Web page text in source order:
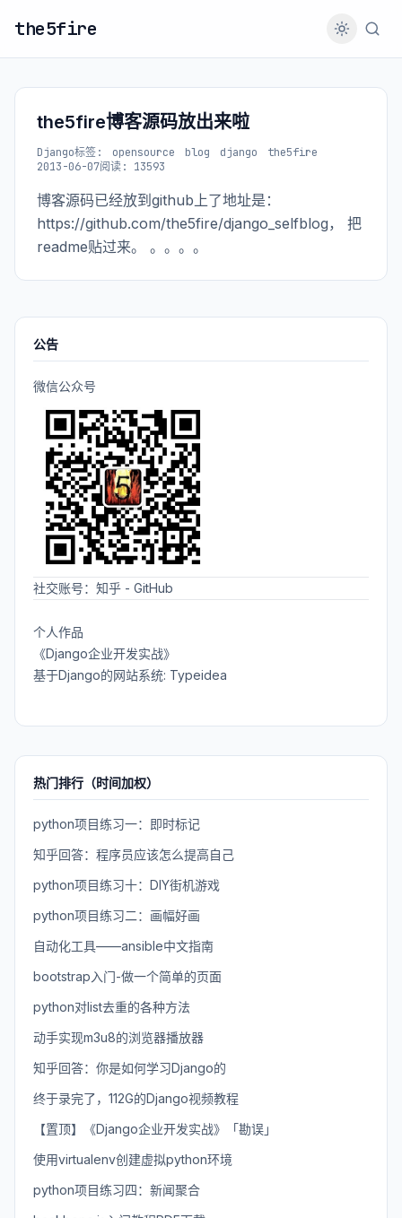
the5fire
the5fire博客源码放出来啦
Django标签: opensource blog django
the5fire
2013-06-07阅读: 13593
博客源码已经放到github上了地址是：
https://github.com/the5fire/django_selfblog， 把
readme贴过来。 。。。。
公告
微信公众号
社交账号： 知乎 - GitHub
个人作品
《Django企业开发实战》
基于Django的网站系统: Typeidea
热门排行（时间加权）
python项目练习一：即时标记
知乎回答：程序员应该怎么提高自己
python项目练习十：DIY街机游戏
python项目练习二：画幅好画
自动化工具——ansible中文指南
bootstrap入门-做一个简单的页面
python对list去重的各种方法
动手实现m3u8的浏览器播放器
知乎回答：你是如何学习Django的
终于录完了，112G的Django视频教程
【置顶】《Django企业开发实战》「勘误」
使用virtualenv创建虚拟python环境
python项目练习四：新闻聚合